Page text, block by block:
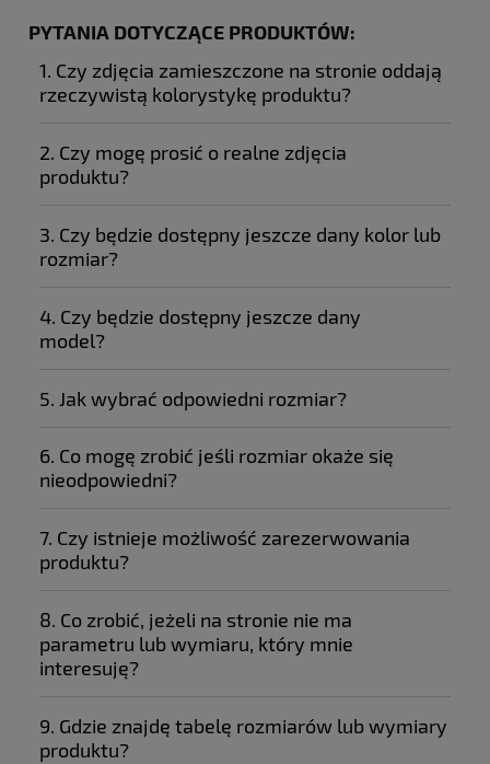
PYTANIA DOTYCZĄCE PRODUKTÓW:
1. Czy zdjęcia zamieszczone na stronie oddają
rzeczywistą kolorystykę produktu?
2. Czy mogę prosić o realne zdjęcia
produktu?
3. Czy będzie dostępny jeszcze dany kolor lub
rozmiar?
4. Czy będzie dostępny jeszcze dany
model?
5. Jak wybrać odpowiedni rozmiar?
6. Co mogę zrobić jeśli rozmiar okaże się
nieodpowiedni?
7. Czy istnieje możliwość zarezerwowania
produktu?
8. Co zrobić, jeżeli na stronie nie ma
parametru lub wymiaru, który mnie
interesuję?
17 789 1804
info@sklep.zolta.pl
9. Gdzie znajdę tabelę rozmiarów lub wymiary
produktu?